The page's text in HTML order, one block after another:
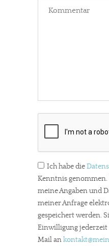
Ich habe die
Kenntnis genommen.
meine Angaben und
meiner Anfrage
gespeichert werden.
Einwilligung
Mail ankontakt